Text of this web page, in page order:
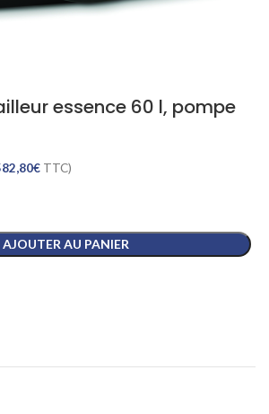
essence 60 l, pompe
€ TTC)
AJOUTER AU PANIER